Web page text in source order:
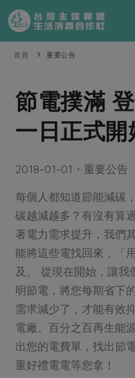
產品分類
一籃菜
芽苗類
奶蛋豆・五穀
蛋
豆製品
肉品・水產
畜產肉類
麵食
肉食
海鮮
常備菜
蔬食
蛋料理
料理方式
烘焙．點心
特別企畫
防災用品預購圓滿結束
2026年端午節預購圓滿結
更多預購活動
當季產品
合作25-經典快閃最後一週
合作25-精選產品第四彈
觀點文章
主婦食堂
社內大小事
產品故事
樂齡生活
廚房瑜伽
關於合作社
認識合作社
關於我們
合作社組織
員工與求才
產品檢驗
重要公告
首頁 重要公告
節電撲滿
一日正式開
2018-01-01・重要公告
每個人都知道節能減碳
碳越減越多？有沒有算
著電力需求提升，我們
能將這些電找回來，「
及。 從現在開始，讓我
明節電，將您每期省下
需求減少了，才能有效
電廠、百分之百再生能
出您的電費單，找出節
重好禮電電等您拿！